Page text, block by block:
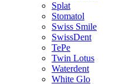
Splat
Stomatol
Swiss Smile
SwissDent
TePe
Twin Lotus
Waterdent
White Glo